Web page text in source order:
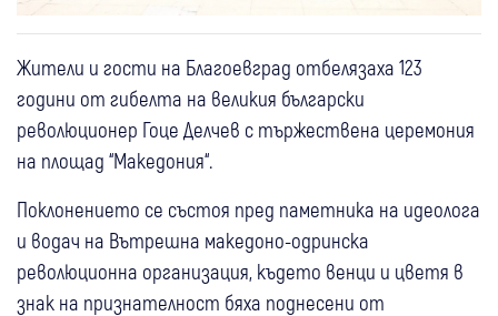
Жители и гости на Благоевград отбелязаха 123
години от гибелта на великия български
революционер Гоце Делчев с тържествена церемония
на площад “Македония“.
Поклонението се състоя пред паметника на идеолога
и водач на Вътрешна македоно-одринска
революционна организация, където венци и цветя в
знак на признателност бяха поднесени от